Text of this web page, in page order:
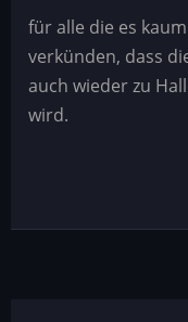
für alle die es
verkünden, dass
auch wieder zu
wird.